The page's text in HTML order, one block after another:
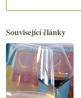
Související články